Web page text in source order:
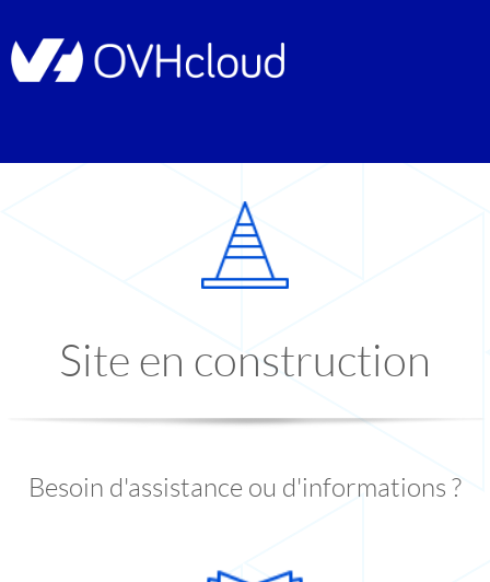
Site en construction
Besoin d'assistance ou d'informations ?